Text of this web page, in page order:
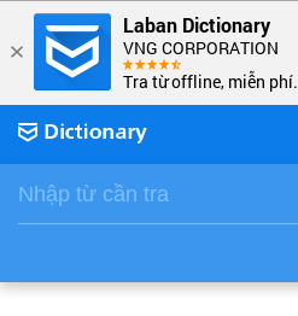
Laban Dictionary
VNG CORPORATION
Tra từ offline, miễn phí.